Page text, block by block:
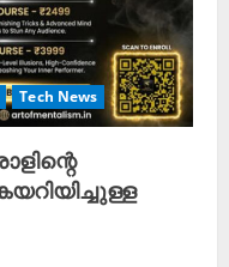
Tech News